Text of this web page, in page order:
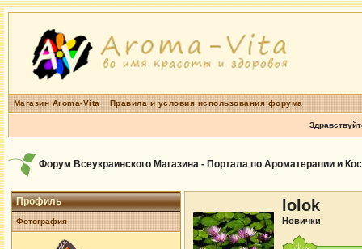
Магазин Aroma-Vita Правила и условия использования форума
Форум Всеукраинского Магазина - Портала по Ароматерапии и
Профиль
Фотография
lolok
Новички